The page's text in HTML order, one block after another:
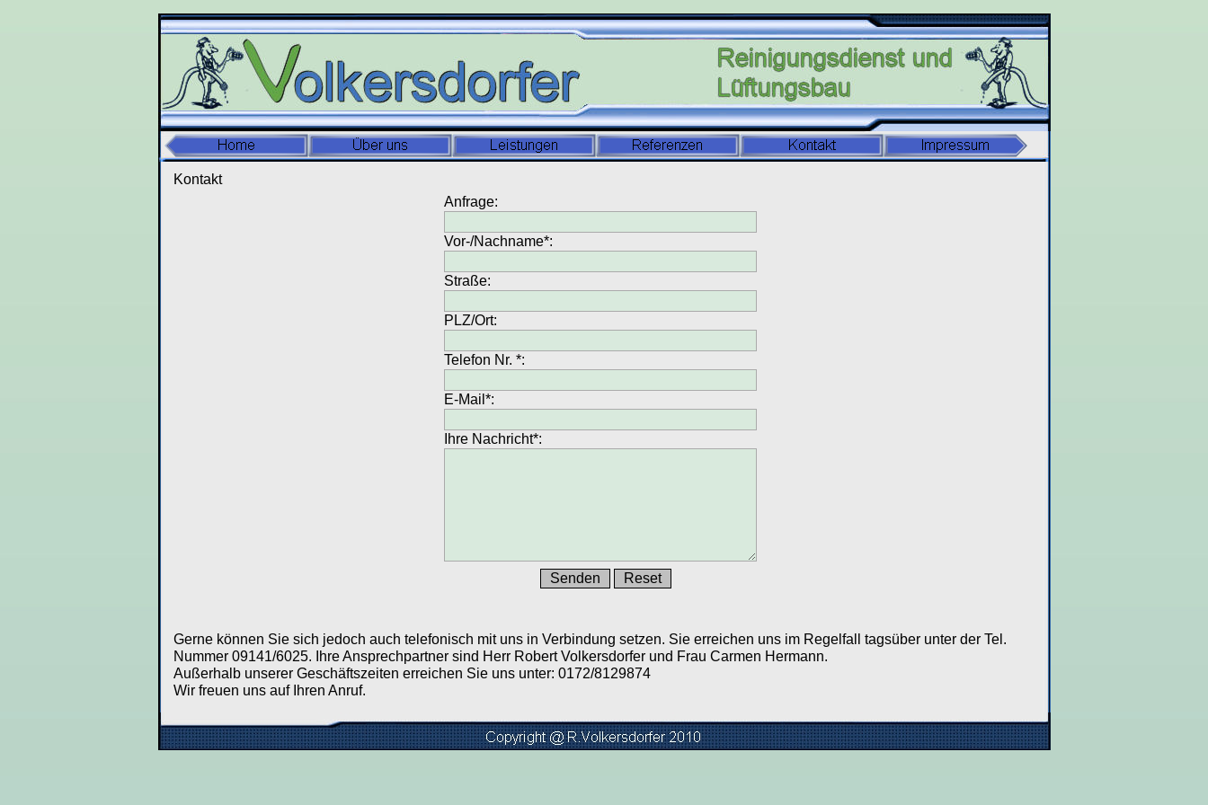
Kontakt
Anfrage:
Vor-/Nachname*:
Straße:
PLZ/Ort:
Telefon Nr. *:
E-Mail*:
Ihre Nachricht*:
Gerne können Sie sich jedoch auch telefonisch mit uns in Verbindung setzen. Sie erreichen uns im Regelfall tagsüber unter der Tel.
Nummer 09141/6025. Ihre Ansprechpartner sind Herr Robert Volkersdorfer und Frau Carmen Hermann.
Außerhalb unserer Geschäftszeiten erreichen Sie uns unter: 0172/8129874
Wir freuen uns auf Ihren Anruf.